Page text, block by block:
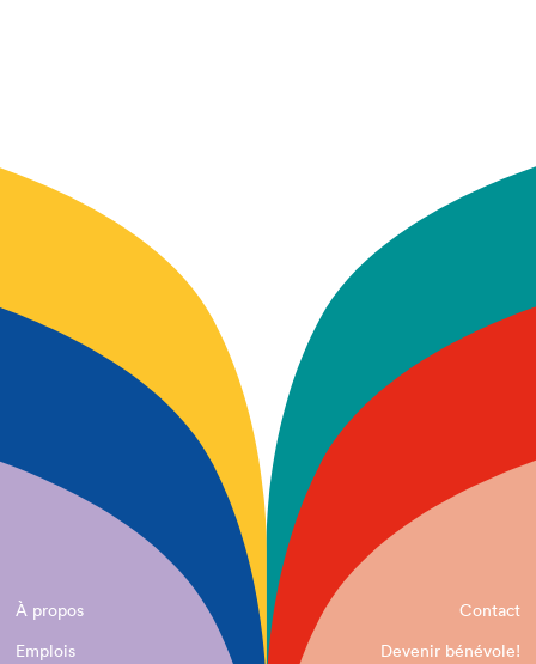
À propos
Contact
Emplois
Devenir bénévole!